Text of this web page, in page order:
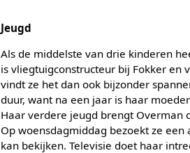
Jeugd
Als de middelste van drie kinderen
is vliegtuigconstructeur bij Fokker en
vindt ze het dan ook bijzonder
duur, want na een jaar is haar
Haar verdere jeugd brengt Overman
Op woensdagmiddag bezoekt ze
kan bekijken. Televisie doet haar